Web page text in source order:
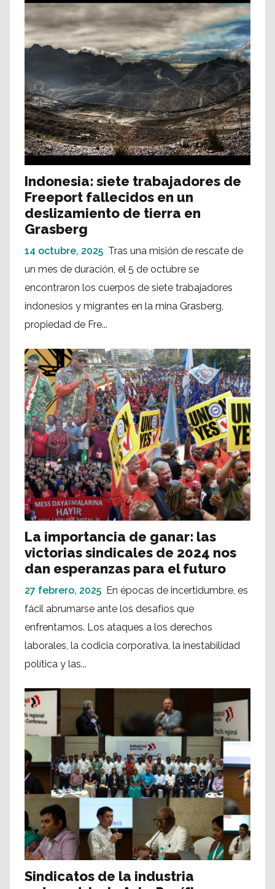
Indonesia: siete trabajadores de
Freeport fallecidos en un
deslizamiento de tierra en
Grasberg
14 octubre, 2025 Tras una misión de rescate de
un mes de duración, el 5 de octubre se
encontraron los cuerpos de siete trabajadores
indonesios y migrantes en la mina Grasberg,
propiedad de Fre...
La importancia de ganar: las
victorias sindicales de 2024 nos
dan esperanzas para el futuro
27 febrero, 2025 En épocas de incertidumbre, es
fácil abrumarse ante los desafíos que
enfrentamos. Los ataques a los derechos
laborales, la codicia corporativa, la inestabilidad
política y las...
Sindicatos de la industria